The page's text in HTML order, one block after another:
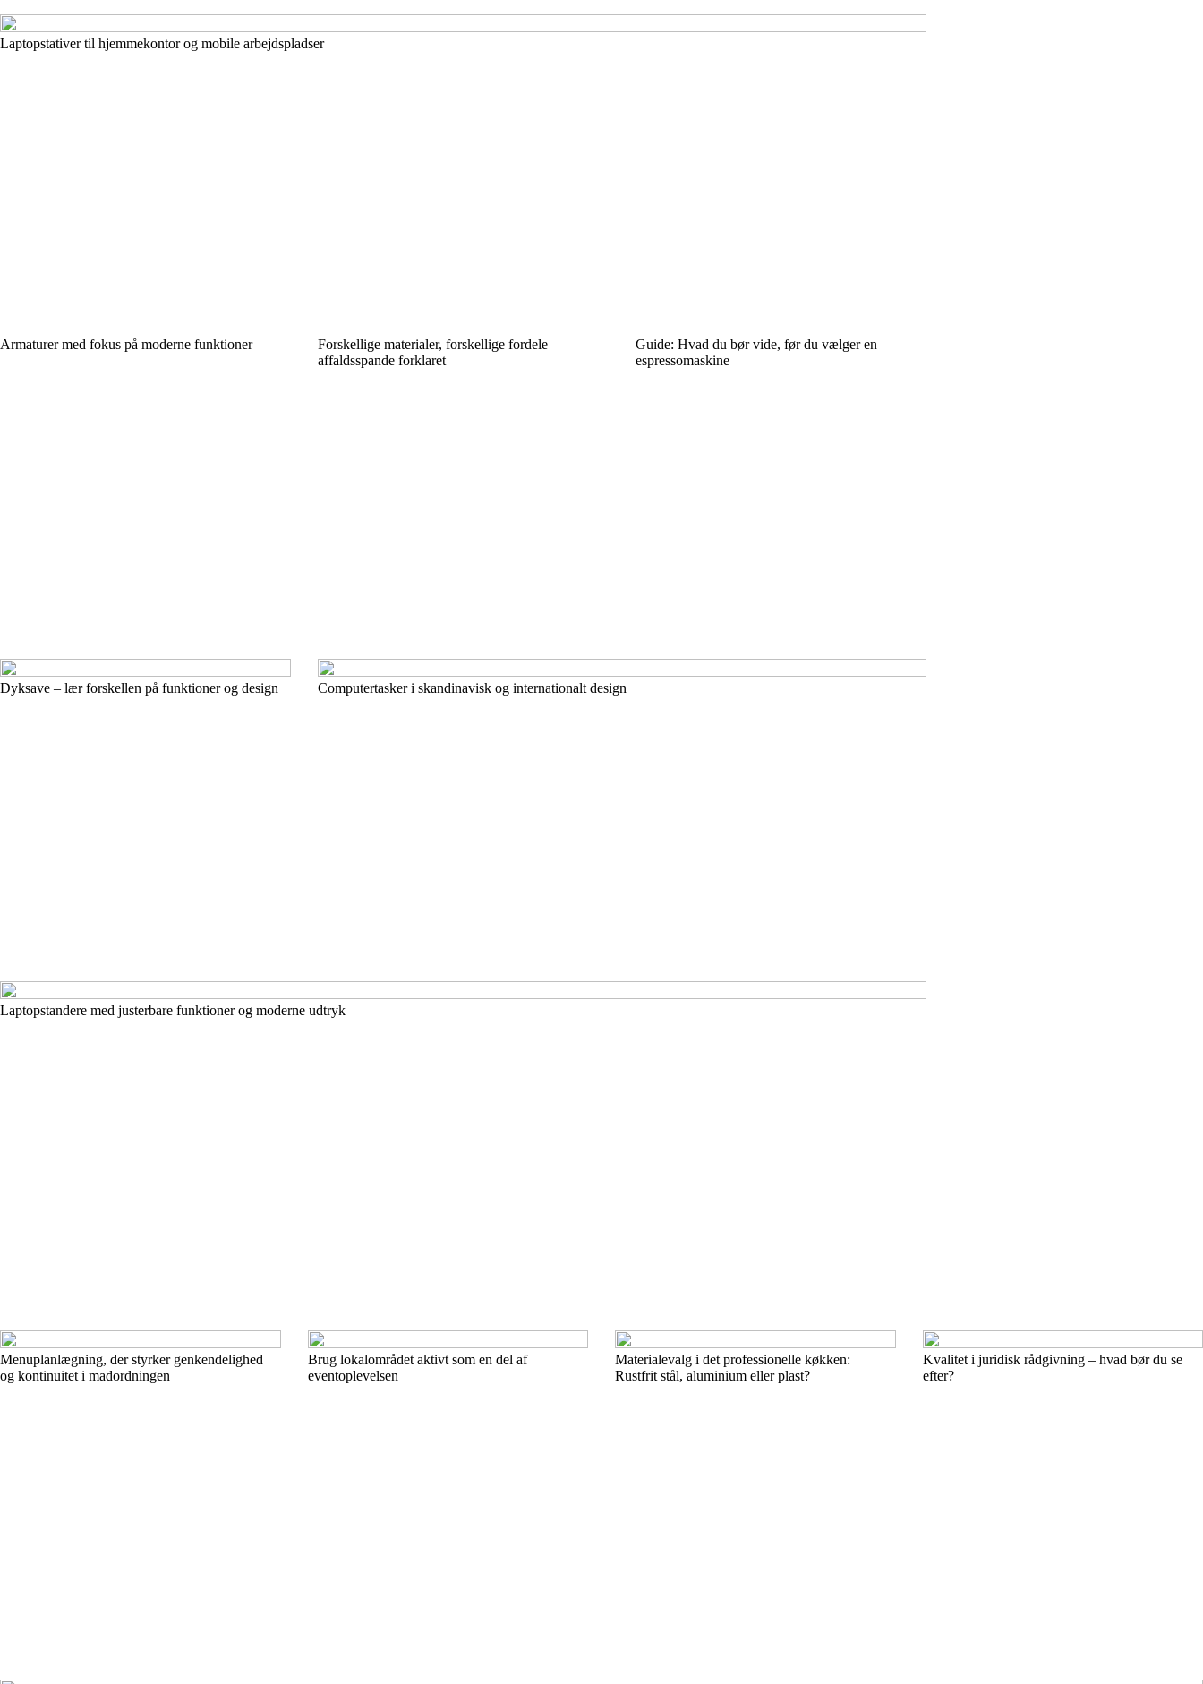
Laptopstativer til hjemmekontor og mobile arbejdspladser
Armaturer med fokus på moderne funktioner
Forskellige materialer, forskellige fordele –
affaldsspande forklaret
Guide: Hvad du bør vide, før du vælger en
espressomaskine
Dyksave – lær forskellen på funktioner og design Computertasker i skandinavisk og internationalt design
Laptopstandere med justerbare funktioner og moderne udtryk
Menuplanlægning, der styrker genkendelighed
og kontinuitet i madordningen
Brug lokalområdet aktivt som en del af
eventoplevelsen
Materialevalg i det professionelle køkken:
Rustfrit stål, aluminium eller plast?
Kvalitet i juridisk rådgivning – hvad bør du se
efter?